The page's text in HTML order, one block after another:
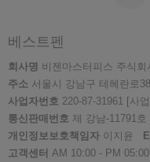
베스트펜
회사명 비젠마스터피스 주식
주소 서울시 강남구 테헤란로
사업자번호 220-87-31961
[사
통신판매번호 제 강남-11791호
개인정보보호책임자 이지윤
고객센터 AM 10:00 - PM 05:00